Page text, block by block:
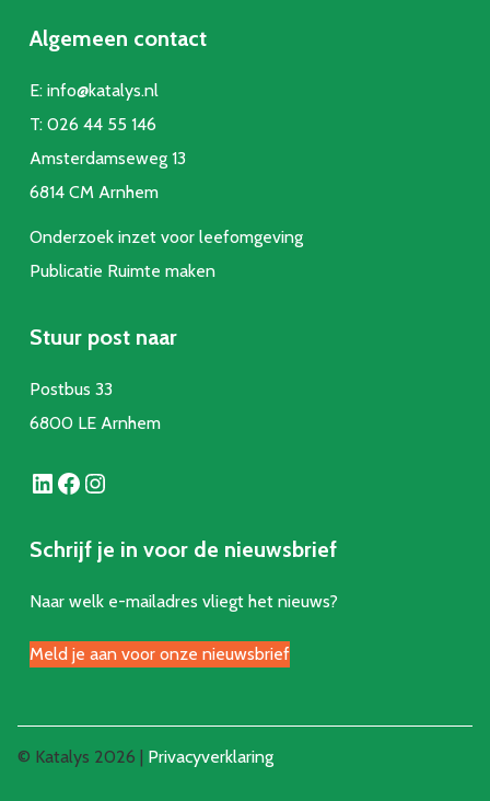
Algemeen contact
E: info@katalys.nl
T: 026 44 55 146
Amsterdamseweg 13
6814 CM Arnhem
Onderzoek inzet voor leefomgeving
Publicatie Ruimte maken
Stuur post naar
Postbus 33
6800 LE Arnhem
LinkedIn Facebook Instagram
Schrijf je in voor de nieuwsbrief
Naar welk e-mailadres vliegt het nieuws?
Meld je aan voor onze nieuwsbrief
© Katalys 2026 | Privacyverklaring